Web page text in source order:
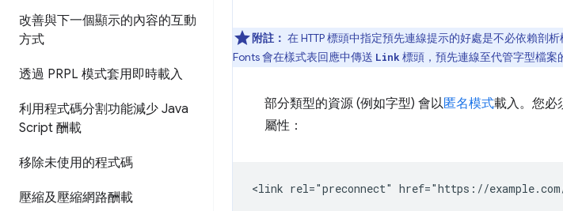
改善與下一個顯示的內容的互動
方式
透過 PRPL 模式套用即時載入
利用程式碼分割功能減少 Java
Script 酬載
移除未使用的程式碼
壓縮及壓縮網路酬載
附註： 在 HTTP 標頭中指定預先連線提示的好處是不必依賴剖
Fonts 會在樣式表回應中傳送 Link 標頭，預先連線至代管字型檔案
部分類型的資源 (例如字型) 會以匿名模式載入。您必
屬性：